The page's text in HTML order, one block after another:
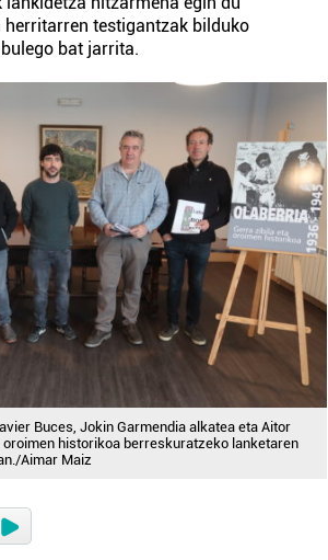
herritarren testigantzak bilduko
bat jarrita.
Buces, Jokin Garmendia alkatea eta Aitor
oroimen historikoa berreskuratzeko lanketaren
Aimar Maiz